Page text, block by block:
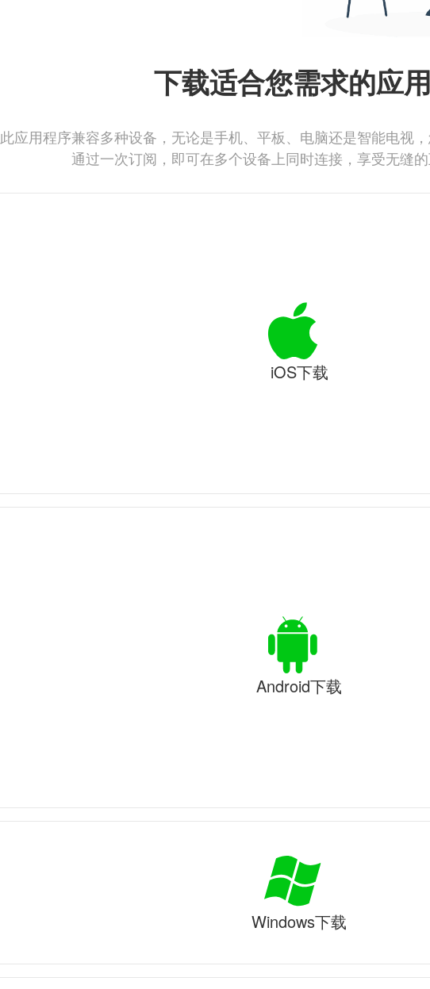
下载适合您需求的应用
此应用程序兼容多种设备，无论是手机、平板、电脑还是智能电视，
通过一次订阅，即可在多个设备上同时连接，享受无缝的
iOS下载
Android下载
Windows下载